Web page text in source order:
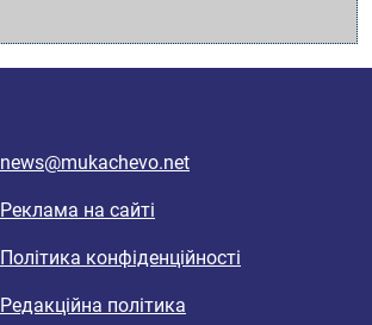
news@mukachevo.net
Реклама на сайті
Політика конфіденційності
Редакційна політика